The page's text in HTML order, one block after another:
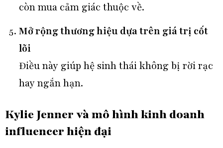
còn mua cảm giác thuộc về.
Mở rộng thương hiệu dựa trên giá trị cốt
lõi
Điều này giúp hệ sinh thái không bị rời rạc
hay ngắn hạn.
Kylie Jenner và mô hình kinh doanh
influencer hiện đại